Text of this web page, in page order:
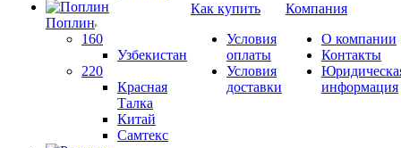
Поплин
160
Узбекистан
220
Красная
Талка
Китай
Самтекс
Как купить
Условия
оплаты
Условия
доставки
Компания
О компании
Контакты
информация